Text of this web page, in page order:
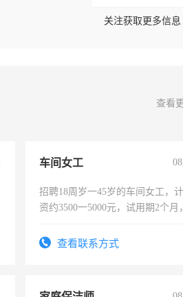
关注获取更多信息
查看
车间女工
招聘18周岁一45岁的车间女工，
资约3500一5000元，试用期2个月
查看联系方式